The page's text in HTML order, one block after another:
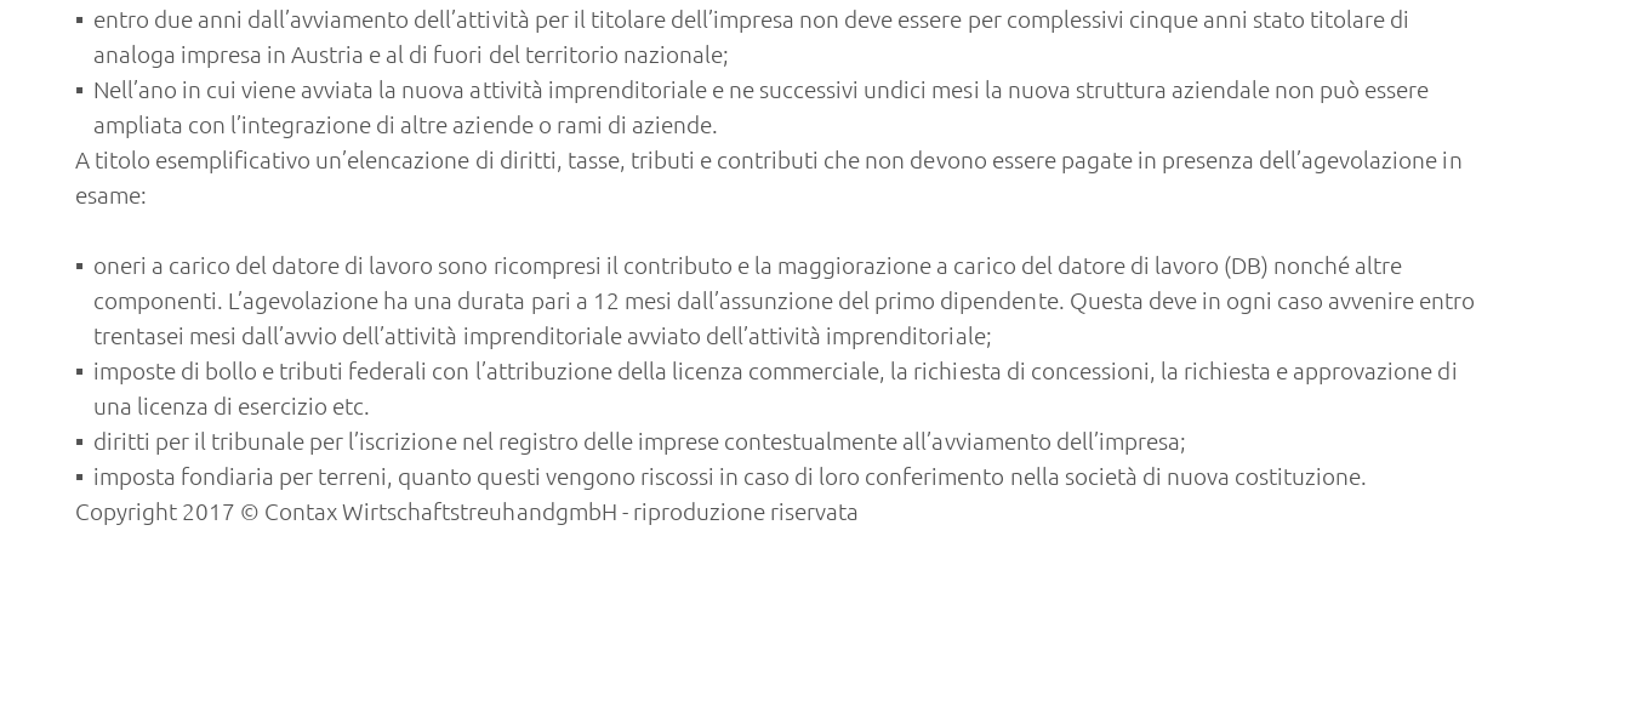
entro due anni dall’avviamento dell’attività per il titolare dell’impresa non deve essere per complessivi cinque anni stato titolare di
analoga impresa in Austria e al di fuori del territorio nazionale;
Nell’ano in cui viene avviata la nuova attività imprenditoriale e ne successivi undici mesi la nuova struttura aziendale non può essere
ampliata con l’integrazione di altre aziende o rami di aziende.
A titolo esemplificativo un’elencazione di diritti, tasse, tributi e contributi che non devono essere pagate in presenza dell’agevolazione in
esame:
oneri a carico del datore di lavoro sono ricompresi il contributo e la maggiorazione a carico del datore di lavoro (DB) nonché altre
componenti. L’agevolazione ha una durata pari a 12 mesi dall’assunzione del primo dipendente. Questa deve in ogni caso avvenire entro
trentasei mesi dall’avvio dell’attività imprenditoriale avviato dell’attività imprenditoriale;
imposte di bollo e tributi federali con l’attribuzione della licenza commerciale, la richiesta di concessioni, la richiesta e approvazione di
una licenza di esercizio etc.
diritti per il tribunale per l’iscrizione nel registro delle imprese contestualmente all’avviamento dell’impresa;
imposta fondiaria per terreni, quanto questi vengono riscossi in caso di loro conferimento nella società di nuova costituzione.
Copyright 2017 © Contax WirtschaftstreuhandgmbH - riproduzione riservata